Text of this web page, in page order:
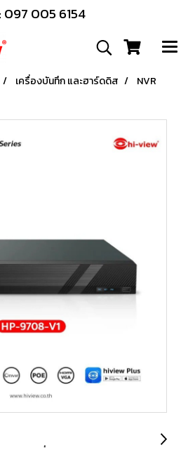
097 005 6154
เครื่องบันทึก และฮาร์ดดิส
NVR